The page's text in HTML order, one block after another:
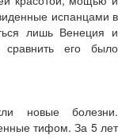
испанцами в
лишь Венеция и
сравнить его было
новые болезни.
тифом. За 5 лет